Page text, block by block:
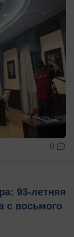
0
93-летняя
с восьмого